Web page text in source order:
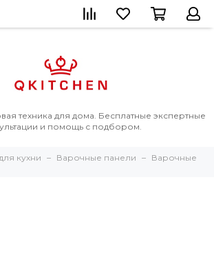
техника для дома. Бесплатные экспертные
и помощь с подбором.
кухни Варочные панели
Варочные